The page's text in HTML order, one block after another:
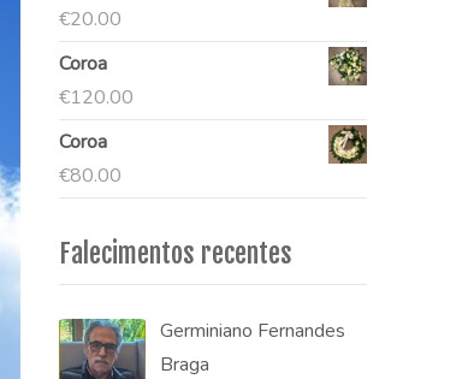
€20.00
Coroa
€120.00
Coroa
€80.00
Falecimentos recentes
Germiniano Fernandes
Braga